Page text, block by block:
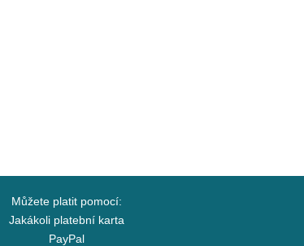
Můžete platit pomocí:
Jakákoli platební karta
PayPal